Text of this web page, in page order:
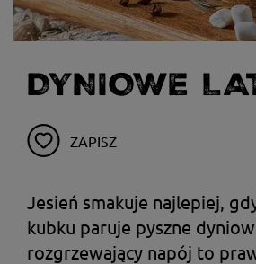
DYNIOWE
ZAPISZ
Jesień smakuje najlepiej,
kubku paruje pyszne
rozgrzewający napój to